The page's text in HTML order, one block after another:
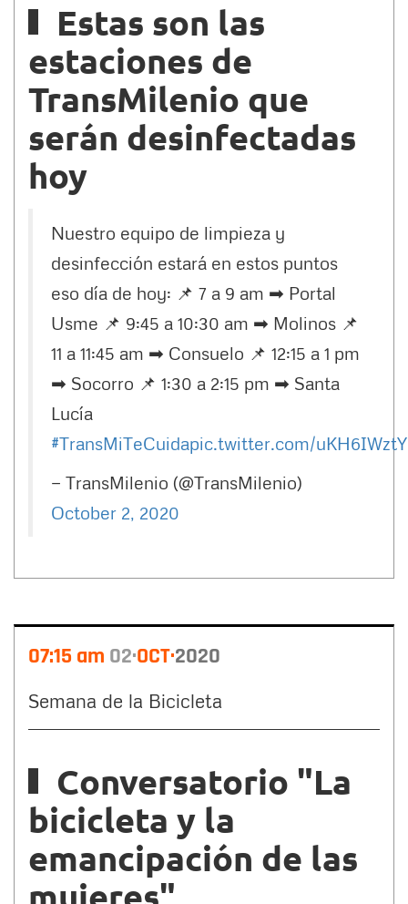
Estas son las
estaciones de
TransMilenio que
serán desinfectadas
hoy
Nuestro equipo de limpieza y
desinfección estará en estos puntos
eso día de hoy: 📌 7 a 9 am ➡ Portal
Usme 📌 9:45 a 10:30 am ➡ Molinos 📌
11 a 11:45 am ➡ Consuelo 📌 12:15 a 1 pm
➡ Socorro 📌 1:30 a 2:15 pm ➡ Santa
Lucía
#TransMiTeCuidapic.twitter.com/
— TransMilenio (@TransMilenio)
October 2, 2020
07:15 am 02 OCT 2020
Semana de la Bicicleta
Conversatorio "La
bicicleta y la
emancipación de las